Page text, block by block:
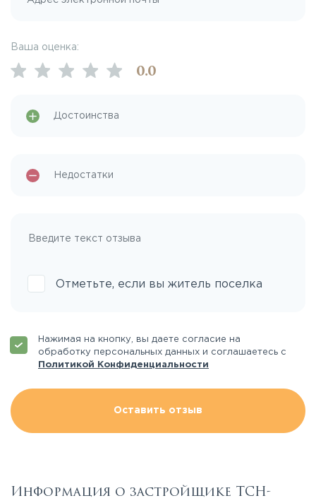
Ваша оценка:
0.0
Отметьте, если вы житель поселка
Нажимая на кнопку, вы даете согласие на
обработку персональных данных и соглашаетесь с
Политикой Конфиденциальности
Оставить отзыв
Информация о застройщике ТСН-